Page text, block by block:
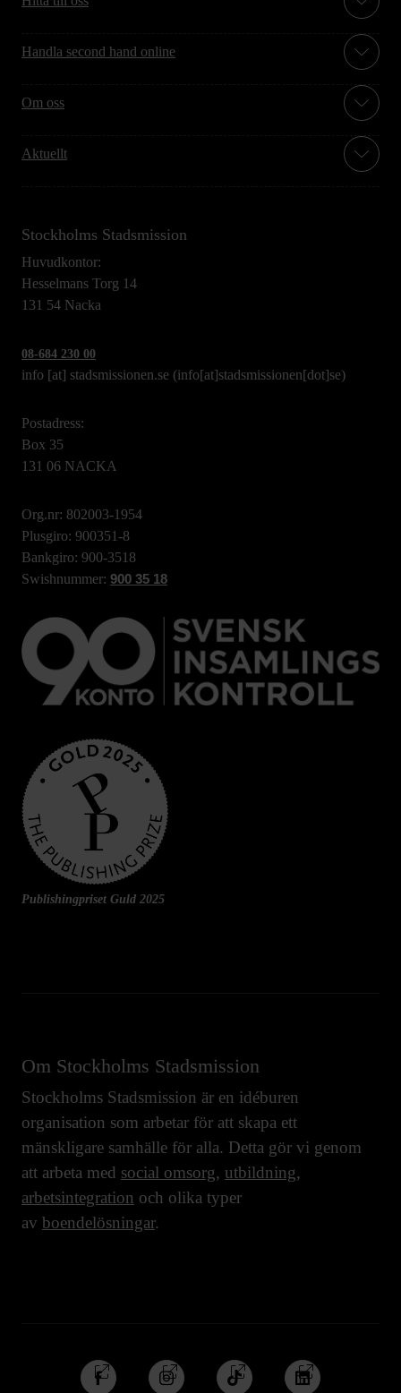
Handla second hand online
Om oss
Aktuellt
Stockholms Stadsmission
Huvudkontor:
Hesselmans Torg 14
131 54 Nacka
08-684 230 00
info [at] stadsmissionen.se (info[at]stadsmissionen[dot]se)
Postadress:
Box 35
131 06 NACKA
Org.nr: 802003-1954
Plusgiro: 900351-8
Bankgiro: 900-3518
Swishnummer: 900 35 18
Publishingpriset Guld 2025
Om Stockholms Stadsmission
Stockholms Stadsmission är en idéburen
organisation som arbetar för att skapa ett
mänskligare samhälle för alla. Detta gör vi genom
att arbeta med social omsorg, utbildning,
arbetsintegration och olika typer
av boendelösningar.
Följ
Följ
Följ
Följ